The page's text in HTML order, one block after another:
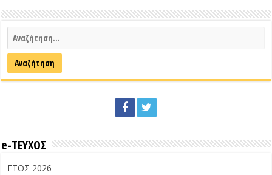
e-ΤΕΥΧΟΣ
ΕΤΟΣ 2026